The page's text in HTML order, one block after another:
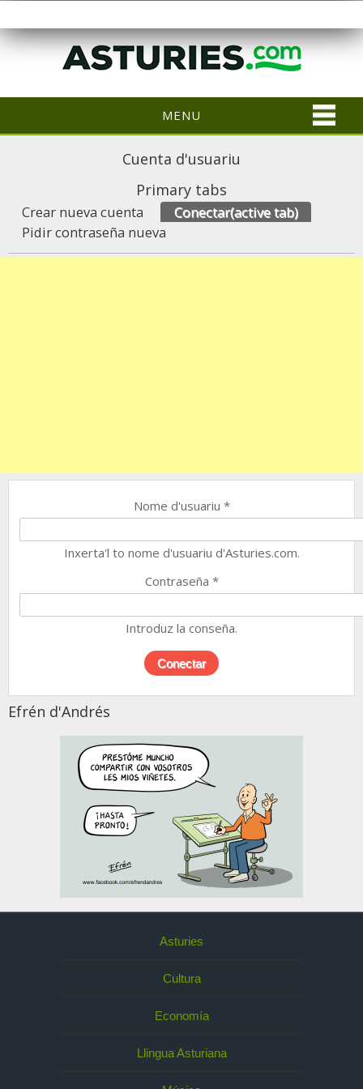
MENU
Cuenta d'usuariu
Primary tabs
Crear nueva cuenta Conectar(active tab)
Pidir contraseña nueva
Nome d'usuariu *
Inxerta'l to nome d'usuariu d'Asturies.com.
Contraseña *
Introduz la conseña.
Efrén d'Andrés
Asturies
Cultura
Economía
Llingua Asturiana